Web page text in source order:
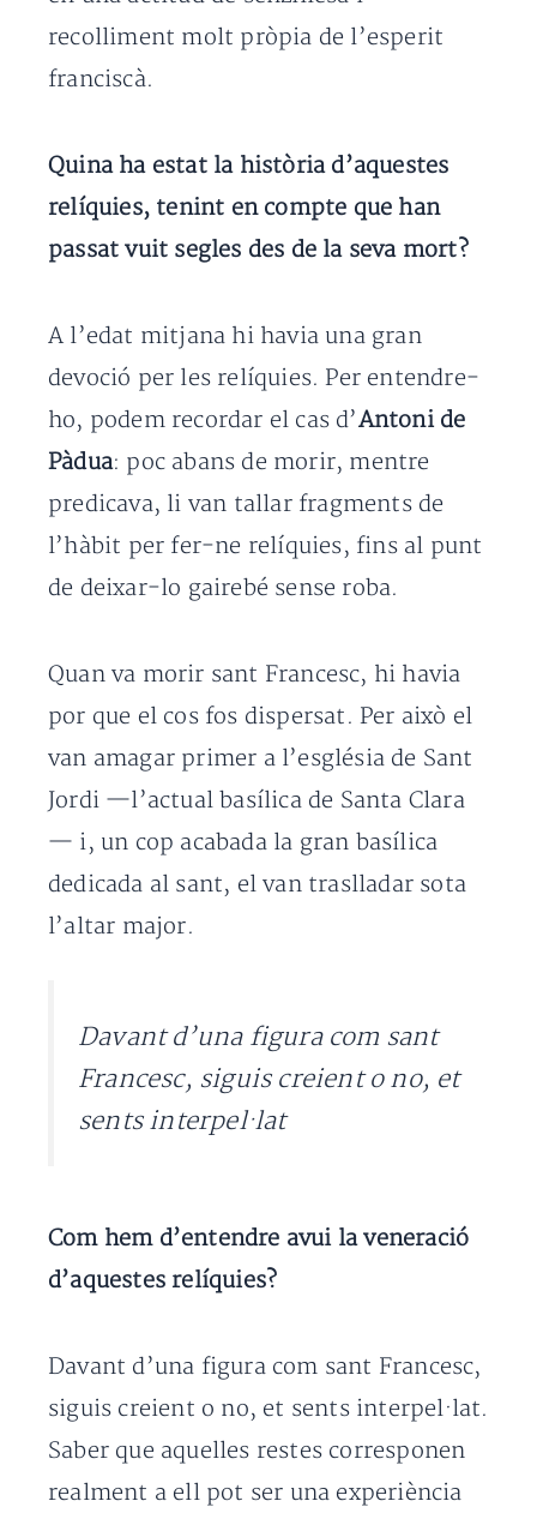
recolliment molt pròpia de l’esperit
franciscà.
Quina ha estat la història d’aquestes
relíquies, tenint en compte que han
passat vuit segles des de la seva mort?
A l’edat mitjana hi havia una gran
devoció per les relíquies. Per entendre-
ho, podem recordar el cas d’Antoni de
Pàdua: poc abans de morir, mentre
predicava, li van tallar fragments de
l’hàbit per fer-ne relíquies, fins al punt
de deixar-lo gairebé sense roba.
Quan va morir sant Francesc, hi havia
por que el cos fos dispersat. Per això el
van amagar primer a l’església de Sant
Jordi —l’actual basílica de Santa Clara
— i, un cop acabada la gran basílica
dedicada al sant, el van traslladar sota
l’altar major.
Davant d’una figura com sant
Francesc, siguis creient o no, et
sents interpel·lat
Com hem d’entendre avui la veneració
d’aquestes relíquies?
Davant d’una figura com sant Francesc,
siguis creient o no, et sents interpel·lat.
Saber que aquelles restes corresponen
realment a ell pot ser una experiència